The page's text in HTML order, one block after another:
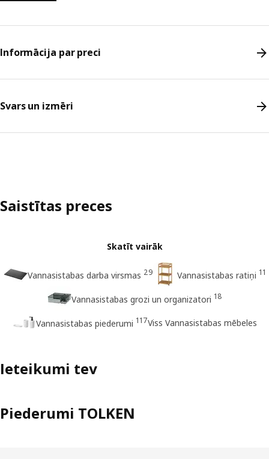
Informācija par preci
Svars un izmēri
Saistītas preces
Skatīt vairāk
Vannasistabas darba virsmas 29 Vannasistabas ratiņi 11
Vannasistabas grozi un organizatori 18
Vannasistabas piederumi 117Viss Vannasistabas mēbeles
Ieteikumi tev
Piederumi TOLKEN